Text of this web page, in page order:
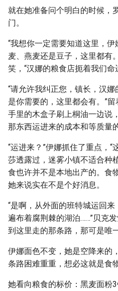
就在她准备问个明白的时候，
门。
“我想你一定需要知道这里，伊
麦、燕麦还是豆子，这里都有
笑，“汉娜的粮食店扼着我们命
“请允许我纠正您，镇长，汉
是你需要的，这里都会有。”
手里的木盒子刷上桐油一边说
那东西运进来的成本和等质量
“运进来？”伊娜抓住了重点，“
莎透露过，迷雾小镇不适合种
食也许并不是本地出产的。食
她来说实在不是个好消息。
“是啊，从外面的班特城运回
遍布着腐荆棘的湖泊……”贝克
到这里走的那条路，那可是唯
伊娜面色不变，她是空降来的
条路困难重重，想必这就是食
她看向粮食的标价：黑麦面粉